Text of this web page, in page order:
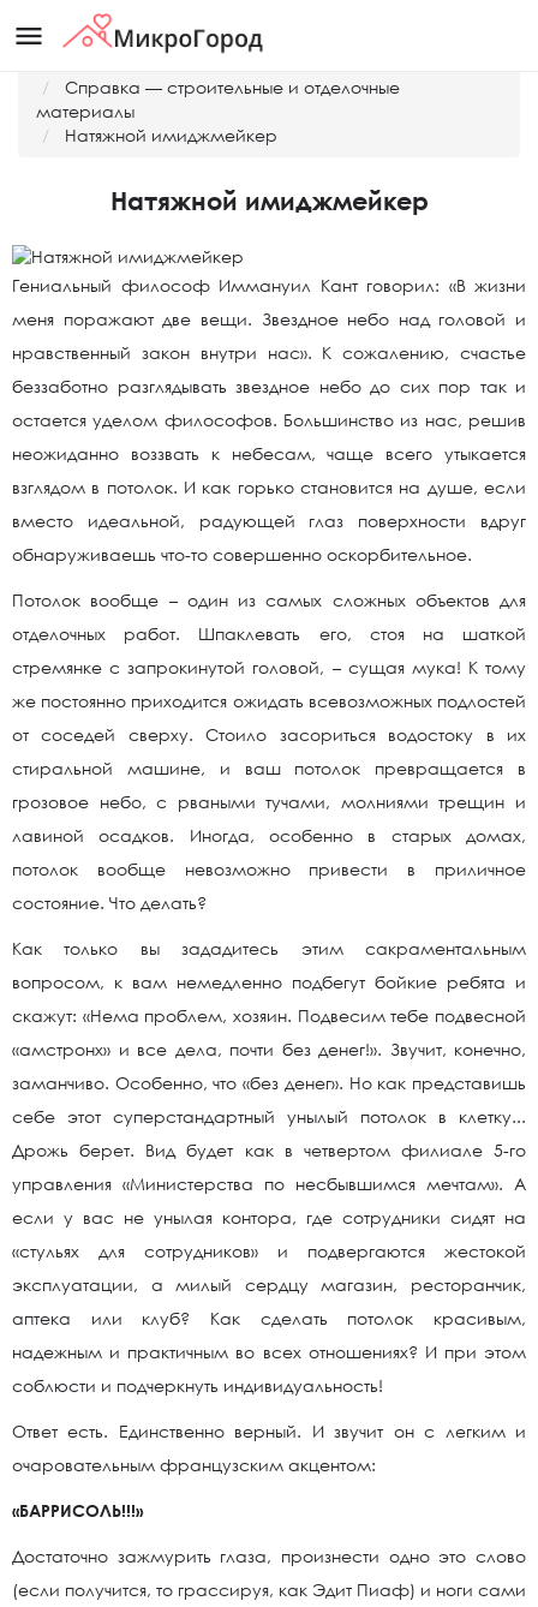
menu
Справка — строительные и отделочные
материалы
Натяжной имиджмейкер
Натяжной имиджмейкер
Гениальный философ Иммануил Кант говорил: «В жизни
меня поражают две вещи. Звездное небо над головой и
нравственный закон внутри нас». К сожалению, счастье
беззаботно разглядывать звездное небо до сих пор так и
остается уделом философов. Большинство из нас, решив
неожиданно воззвать к небесам, чаще всего утыкается
взглядом в потолок. И как горько становится на душе, если
вместо идеальной, радующей глаз поверхности вдруг
обнаруживаешь что-то совершенно оскорбительное.
Потолок вообще – один из самых сложных объектов для
отделочных работ. Шпаклевать его, стоя на шаткой
стремянке с запрокинутой головой, – сущая мука! К тому
же постоянно приходится ожидать всевозможных подлостей
от соседей сверху. Стоило засориться водостоку в их
стиральной машине, и ваш потолок превращается в
грозовое небо, с рваными тучами, молниями трещин и
лавиной осадков. Иногда, особенно в старых домах,
потолок вообще невозможно привести в приличное
состояние. Что делать?
Как только вы зададитесь этим сакраментальным
вопросом, к вам немедленно подбегут бойкие ребята и
скажут: «Нема проблем, хозяин. Подвесим тебе подвесной
«амстронх» и все дела, почти без денег!». Звучит, конечно,
заманчиво. Особенно, что «без денег». Но как представишь
себе этот суперстандартный унылый потолок в клетку...
Дрожь берет. Вид будет как в четвертом филиале 5-го
управления «Министерства по несбывшимся мечтам». А
если у вас не унылая контора, где сотрудники сидят на
«стульях для сотрудников» и подвергаются жестокой
эксплуатации, а милый сердцу магазин, ресторанчик,
аптека или клуб? Как сделать потолок красивым,
надежным и практичным во всех отношениях? И при этом
соблюсти и подчеркнуть индивидуальность!
Ответ есть. Единственно верный. И звучит он с легким и
очаровательным французским акцентом:
«БАРРИСОЛЬ!!!»
Достаточно зажмурить глаза, произнести одно это слово
(если получится, то грассируя, как Эдит Пиаф) и ноги сами